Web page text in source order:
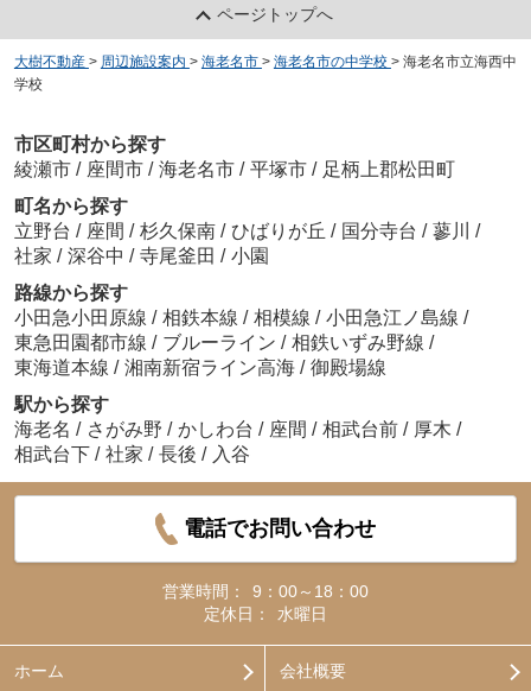
ページトップへ
大樹不動産 > 周辺施設案内 > 海老名市 > 海老名市の中学校 > 海老名市立海西中
学校
市区町村から探す
綾瀬市 / 座間市 / 海老名市 / 平塚市 / 足柄上郡松田町
町名から探す
立野台 / 座間 / 杉久保南 / ひばりが丘 / 国分寺台 / 蓼川 /
社家 / 深谷中 / 寺尾釜田 / 小園
路線から探す
小田急小田原線 / 相鉄本線 / 相模線 / 小田急江ノ島線 /
東急田園都市線 / ブルーライン / 相鉄いずみ野線 /
東海道本線 / 湘南新宿ライン高海 / 御殿場線
駅から探す
海老名 / さがみ野 / かしわ台 / 座間 / 相武台前 / 厚木 /
相武台下 / 社家 / 長後 / 入谷
電話でお問い合わせ
営業時間：
9：00～18：00
定休日：
水曜日
ホーム 会社概要